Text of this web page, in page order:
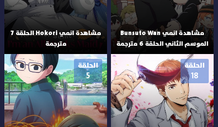
مشاهدة انمي Bunsuto Wan
الموسم الثاني الحلقة 6 مترجمة
مشاهدة انمي Hokori الحلقة 7
مترجمة
الحلقة
18
الحلقة
5